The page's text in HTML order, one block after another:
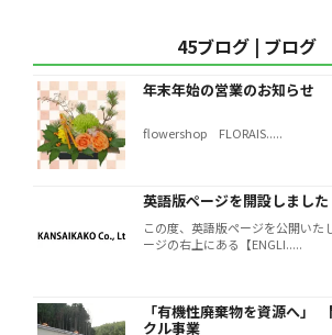
45ブログ | ブログ
年末年始の営業のお知らせ
制作
flowershop FLORAIS.....
英語版ページを開設しました
この度、英語版ページを公開いた
ージの右上にある【ENGLI.....
「有機性廃棄物を資源へ」
クル事業